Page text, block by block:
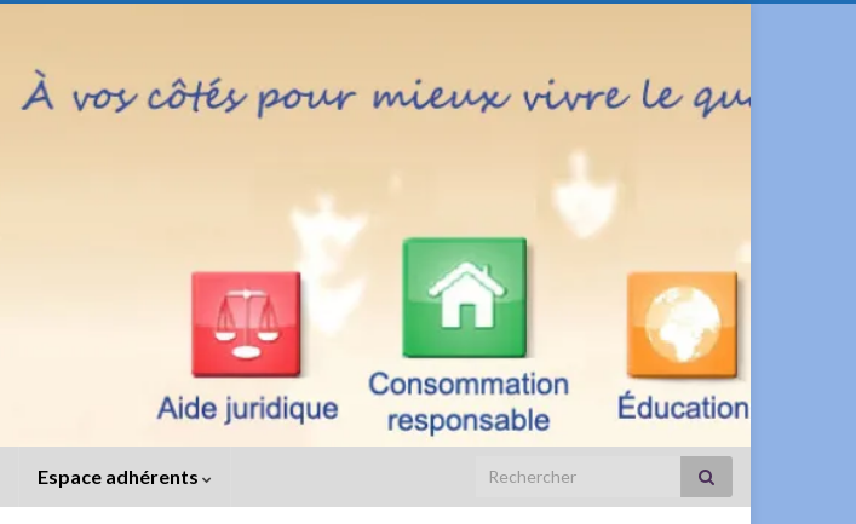
Espace adhérents Search for: